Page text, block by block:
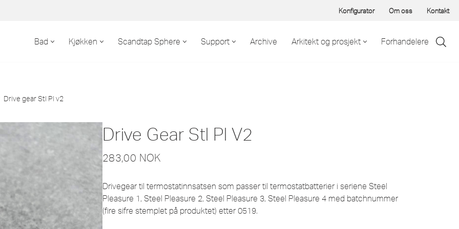
Konfigurator Om oss Kontakt
Bad Kjøkken Scandtap Sphere Support Archive Arkitekt og prosjekt Forhandelere
Drive gear Stl Pl v2
Drive Gear Stl Pl V2
283,00 NOK
Drivegear til termostatinnsatsen som passer til termostatbatterier i seriene Steel
Pleasure 1, Steel Pleasure 2, Steel Pleasure 3, Steel Pleasure 4 med batchnummer
(fire sifre stemplet på produktet) etter 0519.